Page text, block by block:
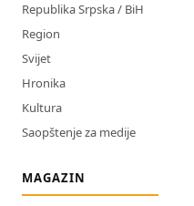
Republika Srpska / BiH
Region
Svijet
Hronika
Kultura
Saopštenje za medije
MAGAZIN